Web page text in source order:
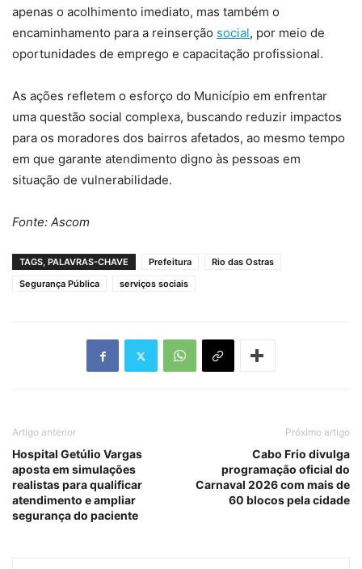
apenas o acolhimento imediato, mas também o
encaminhamento para a reinserção social, por meio de
oportunidades de emprego e capacitação profissional.
As ações refletem o esforço do Município em enfrentar
uma questão social complexa, buscando reduzir impactos
para os moradores dos bairros afetados, ao mesmo tempo
em que garante atendimento digno às pessoas em
situação de vulnerabilidade.
Fonte: Ascom
TAGS, PALAVRAS-CHAVE Prefeitura
Rio das Ostras
Segurança Pública
serviços sociais
Artigo anterior
Hospital Getúlio Vargas
aposta em simulações
realistas para qualificar
atendimento e ampliar
segurança do paciente
Próximo artigo
Cabo Frio divulga
programação oficial do
Carnaval 2026 com mais de
60 blocos pela cidade